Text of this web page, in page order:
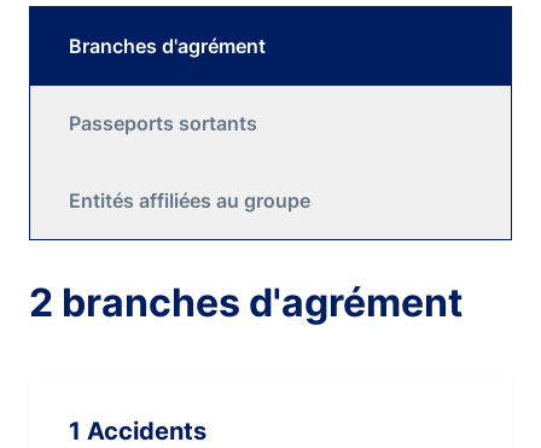
Branches d'agrément
Passeports sortants
Entités affiliées au groupe
2 branches d'agrément
1 Accidents